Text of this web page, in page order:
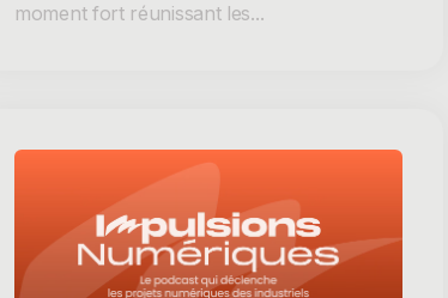
moment fort réunissant les...